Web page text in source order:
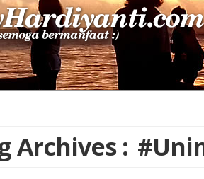
Archives :